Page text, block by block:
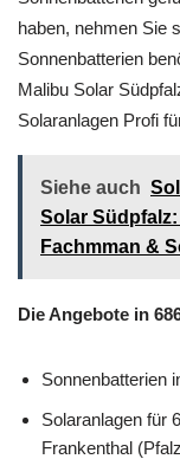
haben, nehmen Sie
Sonnenbatterien
Malibu Solar
Solaranlagen Profi
Siehe auch
Solar
Fachmman &
Die Angebote in
Sonnenbatterien
Solaranlagen für
Frankenthal